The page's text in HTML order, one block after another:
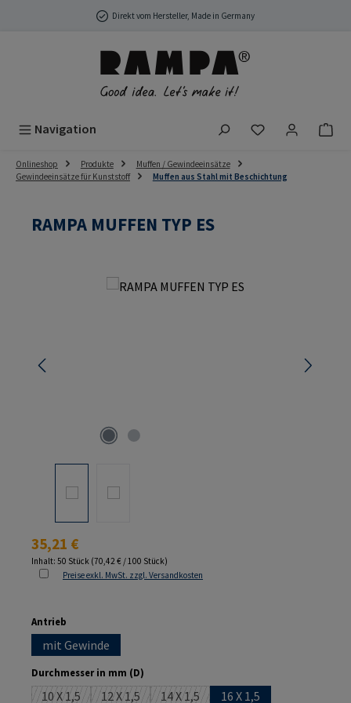
Zum Hauptinhalt springenDirekt vom Hersteller, Made in Germany
Navigation Du hast 0
Onlineshop Produkte
Muffen / Gewindeeinsätze
Gewindeeinsätze für Kunststoff
Muffen aus Stahl mit Beschichtung
RAMPA MUFFEN TYP ES
Bildergalerie überspringen
Regulärer Preis:
35,21 €
Inhalt: 50 Stück (70,42 € / 100 Stück)
Preise exkl. MwSt. zzgl. Versandkosten
Antrieb
mit Gewinde
Durchmesser in mm (D)
10 X 1,5 12 X 1,5 14 X 1,5
16 X 1,5